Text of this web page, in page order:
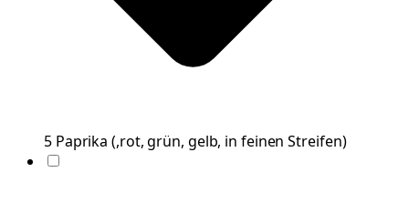
5 Paprika (,rot, grün, gelb, in feinen Streifen)